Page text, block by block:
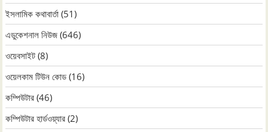
ইসলামিক কথাবার্তা (51)
এডুকেশনাল নিউজ (646)
ওয়েবসাইট (8)
ওয়েলকাম টিউন কোড (16)
কম্পিউটার (46)
কম্পিউটার হার্ডওয়্যার (2)